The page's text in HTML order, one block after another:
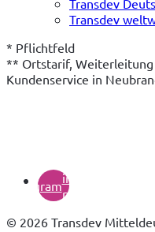
Transdev
* Pflichtfeld
** Ortstarif, Weiterleitung
Kundenservice in
instagramin
neuem
© 2026 Transdev